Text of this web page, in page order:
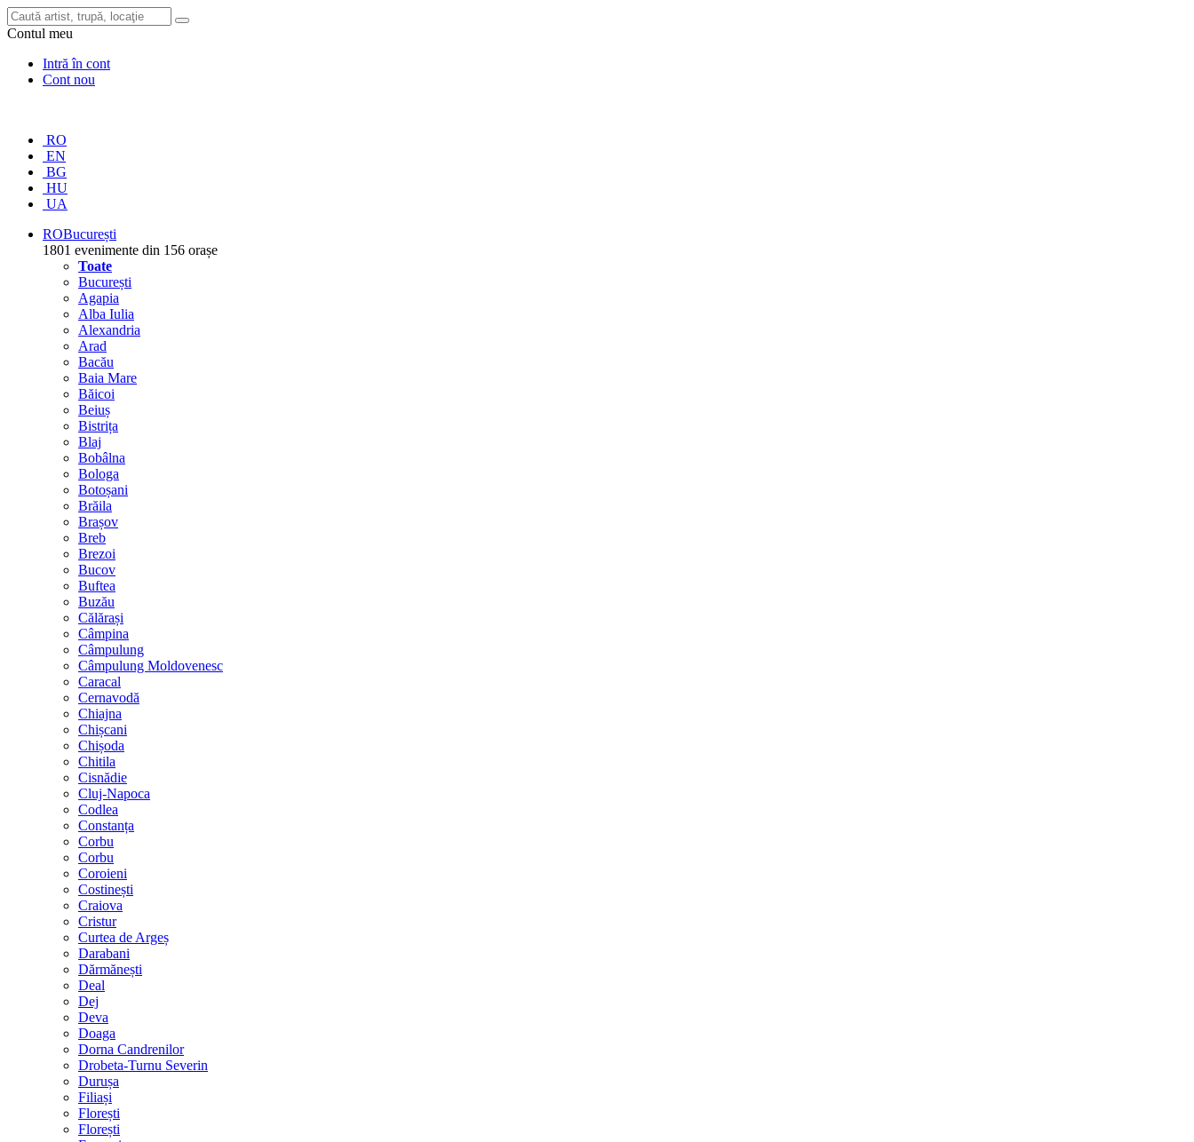
Contul meu
Intră în cont
Cont nou
RO
EN
BG
HU
UA
ROBucurești
1801 evenimente din 156 orașe
Toate
București
Agapia
Alba Iulia
Alexandria
Arad
Bacău
Baia Mare
Băicoi
Beiuș
Bistrița
Blaj
Bobâlna
Bologa
Botoșani
Brăila
Brașov
Breb
Brezoi
Bucov
Buftea
Buzău
Călărași
Câmpina
Câmpulung
Câmpulung Moldovenesc
Caracal
Cernavodă
Chiajna
Chișcani
Chișoda
Chitila
Cisnădie
Cluj-Napoca
Codlea
Constanța
Corbu
Corbu
Coroieni
Costinești
Craiova
Cristur
Curtea de Argeș
Darabani
Dărmănești
Deal
Dej
Deva
Doaga
Dorna Candrenilor
Drobeta-Turnu Severin
Durușa
Filiași
Florești
Florești